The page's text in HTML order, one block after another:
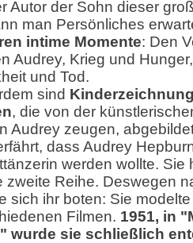
Autor der Sohn dieser
man Persönliches
intime Momente: Den
Audrey, Krieg und
und Tod.
sind
, die von der
Audrey zeugen,
dass Audrey
werden wollte. Sie
zweite Reihe. Deswegen
sich ihr boten: Sie
Filmen. 1951, in
wurde sie schließlich